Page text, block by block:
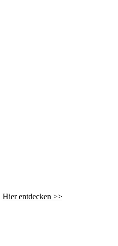
Hier entdecken >>